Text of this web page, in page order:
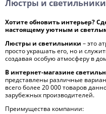
Люстры и
Хотите обновить интерьер?
настоящему уютным и
Люстры и светильники – это
просто украшать его, но и
создавая особую атмосферу в
В интернет-магазине
представлены различные
всего более 20 000 товаров
зарубежных производителей.
Преимущества компании: